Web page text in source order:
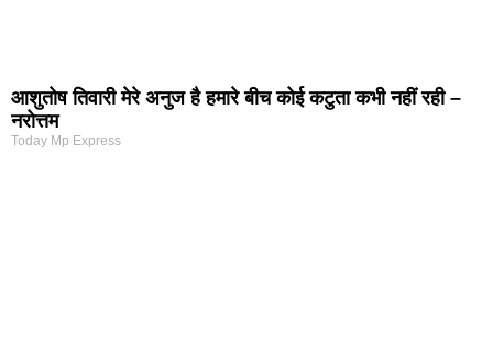
आशुतोष तिवारी मेरे अनुज है हमारे बीच कोई कटुता कभी नहीं रही –
नरोत्तम
Today Mp Express